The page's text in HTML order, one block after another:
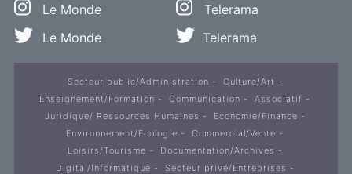
Le Monde
Telerama
Le Monde
Telerama
Secteur public/Administration
Culture/Art
Enseignement/Formation
Communication
Associatif
Juridique/ Ressources Humaines
Economie/Finance
Environnement/Ecologie
Commercial/Vente
Loisirs/Tourisme
Documentation/Archives
Digital/Informatique
Secteur privé/Entreprises